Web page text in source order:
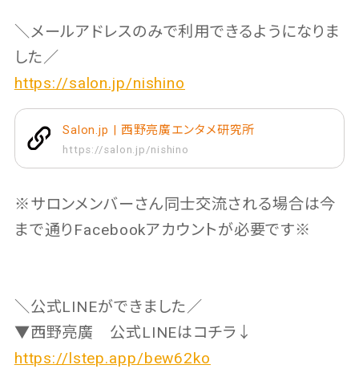
＼メールアドレスのみで利用できるようになりま
した／
https://salon.jp/nishino
Salon.jp | 西野亮廣エンタメ研究所
https://salon.jp/nishino
※サロンメンバーさん同士交流される場合は今
まで通りFacebookアカウントが必要です※
＼公式LINEができました／
▼西野亮廣 公式LINEはコチラ↓
https://lstep.app/bew62ko